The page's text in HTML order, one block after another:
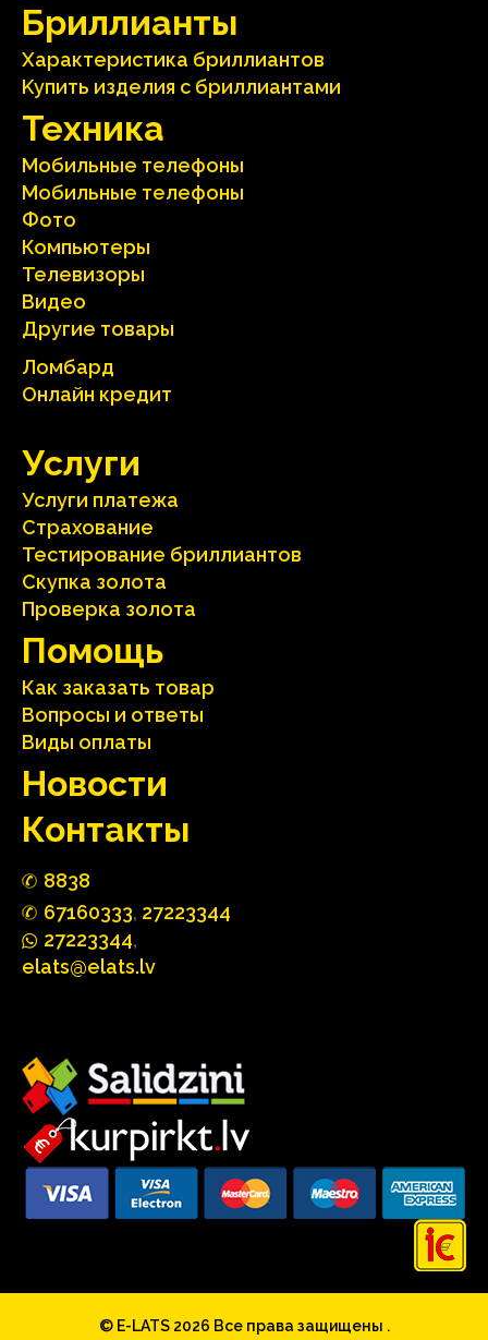
Бриллианты
Характеристика бриллиантoв
Kупить изделия c бриллиантами
Техника
Мобильные телефоны
Мобильные телефоны
Фото
Компьютеры
Телевизоры
Видео
Другие товары
Ломбард
Онлайн кредит
Услуги
Услуги платежа
Страхование
Тестирование бриллиантов
Скупка золота
Проверка золота
Помощь
Как заказать товар
Вопросы и ответы
Виды оплаты
Hовости
Контакты
8838
67160333, 27223344
27223344,
elats@elats.lv
© E-LATS 2026 Все права защищены .